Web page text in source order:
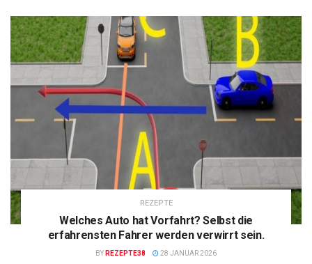
REZEPTE
Welches Auto hat Vorfahrt? Selbst die
erfahrensten Fahrer werden verwirrt sein.
BY REZEPTE38 28 JANUAR 2026